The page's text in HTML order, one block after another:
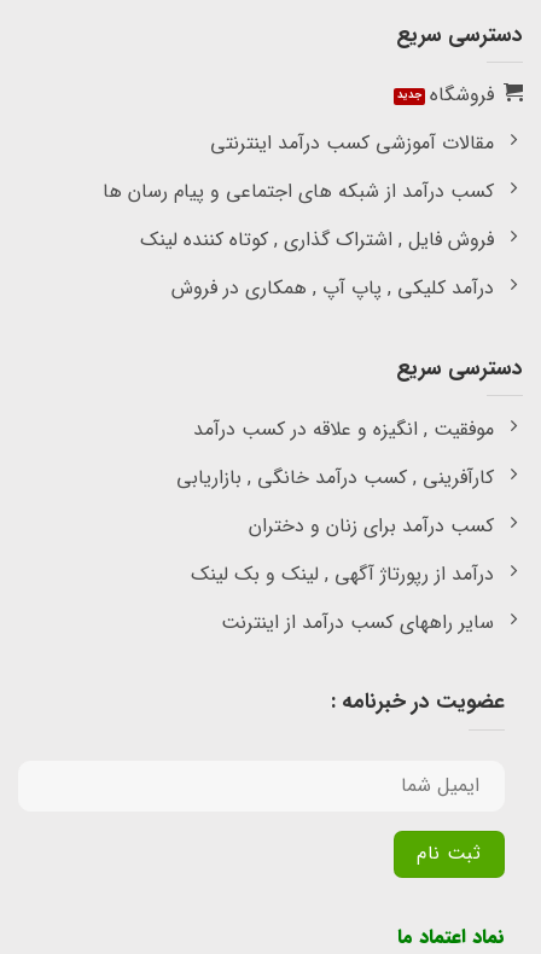
دسترسی سریع
فروشگاه
مقالات آموزشی کسب درآمد اینترنتی
کسب درآمد از شبکه های اجتماعی و پیام رسان ها
فروش فایل , اشتراک گذاری , کوتاه کننده لینک
درآمد کلیکی , پاپ آپ , همکاری در فروش
دسترسی سریع
موفقیت , انگیزه و علاقه در کسب درآمد
کارآفرینی , کسب درآمد خانگی , بازاریابی
کسب درآمد برای زنان و دختران
درآمد از رپورتاژ آگهی , لینک و بک لینک
سایر راههای کسب درآمد از اینترنت
عضویت در خبرنامه :
نماد اعتماد ما